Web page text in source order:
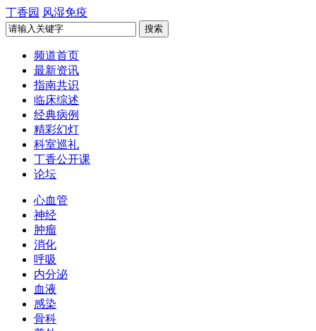
丁香园 风湿免疫
频道首页
最新资讯
指南共识
临床综述
经典病例
精彩幻灯
科室巡礼
丁香公开课
论坛
心血管
神经
肿瘤
消化
呼吸
内分泌
血液
感染
骨科